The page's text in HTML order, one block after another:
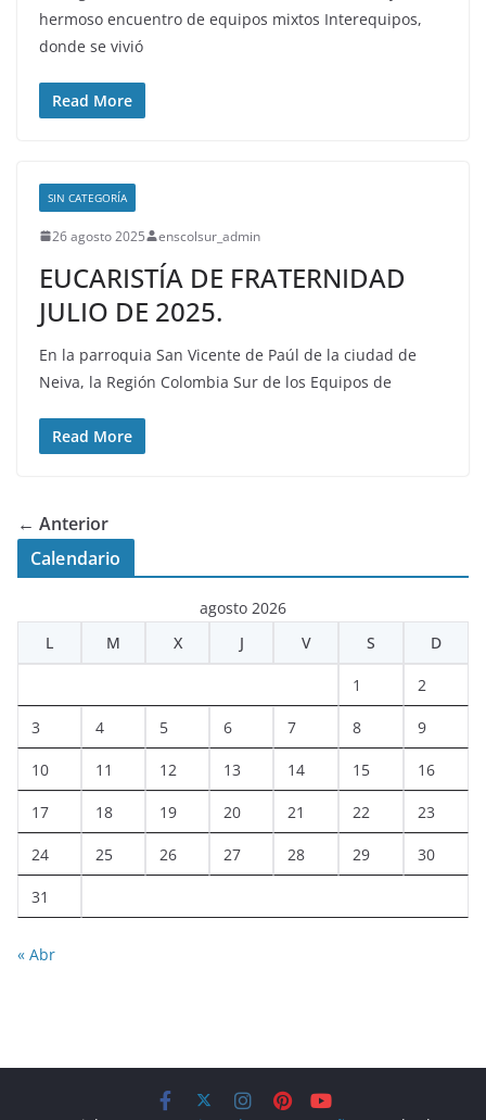
hermoso encuentro de equipos mixtos Interequipos,
donde se vivió
Read More
SIN CATEGORÍA
26 agosto 2025 enscolsur_admin
EUCARISTÍA DE FRATERNIDAD
JULIO DE 2025.
En la parroquia San Vicente de Paúl de la ciudad de
Neiva, la Región Colombia Sur de los Equipos de
Read More
← Anterior
Calendario
agosto 2026
L
M X J V S D
1 2
3 4 5 6 7 8 9
10 11 12 13 14 15 16
17 18 19 20 21 22 23
24 25 26 27 28 29 30
31
« Abr